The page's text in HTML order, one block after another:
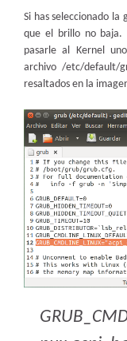
Si has seleccionado
que el brillo no baja.
pasarle al Kernel
archivo /etc/default/
resaltados en la